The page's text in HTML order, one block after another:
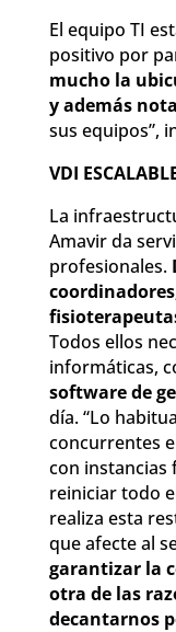
El equipo TI
positivo por
mucho la
y además
sus equipos”,
VDI
La
Amavir da
profesionales.
Todos ellos
informáticas,
software de
día. “Lo
concurrentes
con instancias
reiniciar todo
realiza esta
que afecte al
garantizar la
otra de las
decantarnos